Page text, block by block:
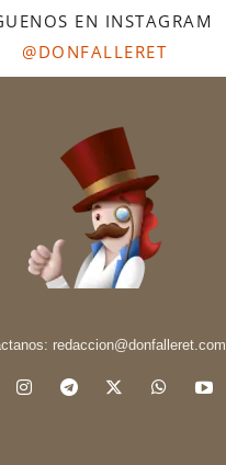
EN INSTAGRAM
@DONFALLERET
redaccion@donfalleret.com